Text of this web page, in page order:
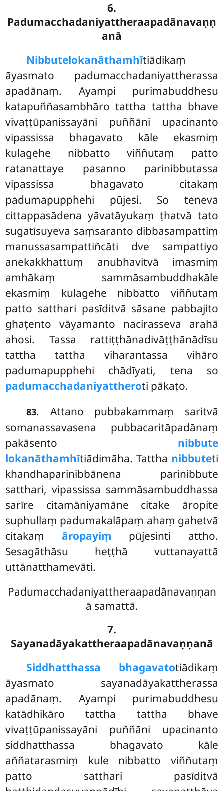
6.
Padumacchadaniyattheraapadānavaṇṇ
anā
Nibbutelokanāthamhītiādikaṃ
āyasmato padumacchadaniyattherassa
apadānaṃ. Ayampi purimabuddhesu
katapuññasambhāro tattha tattha bhave
vivaṭṭūpanissayāni puññāni upacinanto
vipassissa bhagavato kāle ekasmiṃ
kulagehe nibbatto viññutaṃ patto
ratanattaye pasanno parinibbutassa
vipassissa bhagavato citakaṃ
padumapupphehi pūjesi. So teneva
cittappasādena yāvatāyukaṃ ṭhatvā tato
sugatīsuyeva saṃsaranto dibbasampattiṃ
manussasampattiñcāti dve sampattiyo
anekakkhattuṃ anubhavitvā imasmiṃ
amhākaṃ sammāsambuddhakāle
ekasmiṃ kulagehe nibbatto viññutaṃ
patto satthari pasīditvā sāsane pabbajito
ghaṭento vāyamanto nacirasseva arahā
ahosi. Tassa rattiṭṭhānadivāṭṭhānādīsu
tattha tattha viharantassa vihāro
padumapupphehi chādīyati, tena so
padumacchadaniyattheroti pākaṭo.
83. Attano pubbakammaṃ saritvā
somanassavasena pubbacaritāpadānaṃ
pakāsento nibbute
lokanāthamhītiādimāha. Tattha nibbuteti
khandhaparinibbānena parinibbute
satthari, vipassissa sammāsambuddhassa
sarīre citamāniyamāne citake āropite
suphullaṃ padumakalāpaṃ ahaṃ gahetvā
citakaṃ āropayiṃ pūjesinti attho.
Sesagāthāsu heṭṭhā vuttanayattā
uttānatthamevāti.
Padumacchadaniyattheraapadānavaṇṇan
ā samattā.
7.
Sayanadāyakattheraapadānavaṇṇanā
Siddhatthassa bhagavatotiādikaṃ
āyasmato sayanadāyakattherassa
apadānaṃ. Ayampi purimabuddhesu
katādhikāro tattha tattha bhave
vivaṭṭūpanissayāni puññāni upacinanto
siddhatthassa bhagavato kāle
aññatarasmiṃ kule nibbatto viññutaṃ
patto satthari pasīditvā